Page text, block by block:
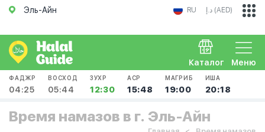
Эль-Айн RU د.إ (AED)
Меню
Каталог
ФАДЖР
04:25
ВОСХОД
05:44
ЗУХР
12:30
АСР
15:48
МАГРИБ
19:00
ИША
20:18
Время намазов в г. Эль-Айн